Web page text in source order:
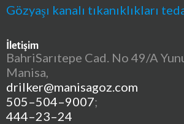
Gözyaşı kanalı tıkanıklıkları
İletişim
BahriSarıtepe Cad. No 49/A
Manisa,
drilker@manisagoz.com
505–504–9007;
444–23–24